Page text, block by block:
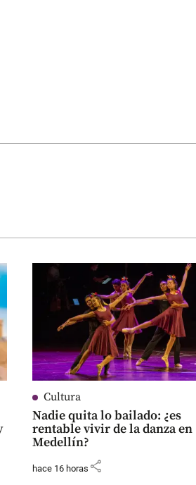
Cultura
Nadie quita lo bailado: ¿es
rentable vivir de la danza en
Medellín?
hace 16 horas share